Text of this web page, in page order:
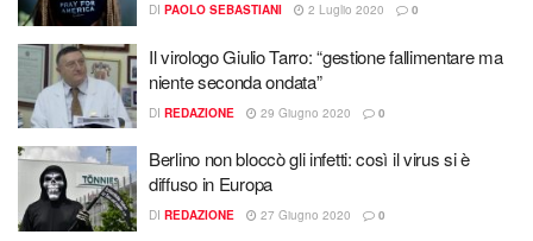
DI PAOLO SEBASTIANI 2 Luglio 2020 0
Il virologo Giulio Tarro: “gestione fallimentare ma
niente seconda ondata”
DI REDAZIONE 29 Giugno 2020 0
Berlino non bloccò gli infetti: così il virus si è
diffuso in Europa
DI REDAZIONE 27 Giugno 2020 0